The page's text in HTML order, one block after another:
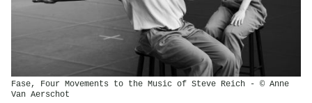
Fase, Four Movements to the Music of Steve Reich - © Anne
Van Aerschot